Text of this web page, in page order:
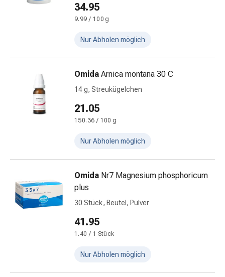
Trockene
Haut
Schwitzen
Fieberbläschen
Hautausschlag
Komplementärmedizin
Bachblütentherapie
Gemmotherapie
Pflanzenheilkunde
Schüssler
Salz
Spagyrik
Harnwegsbeschwerden
Prostata
34.95
9.99 / 100 g
Nur Abholen möglich
Omida Arnica montana 30 C
14 g, Streukügelchen
21.05
150.36 / 100 g
Nur Abholen möglich
Omida Nr7 Magnesium phosphoricum
plus
30 Stück, Beutel, Pulver
41.95
1.40 / 1 Stück
Nur Abholen möglich